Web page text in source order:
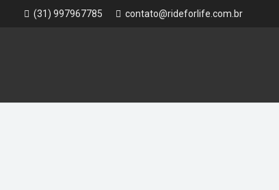
(31) 997967785 contato@rideforlife.com.br